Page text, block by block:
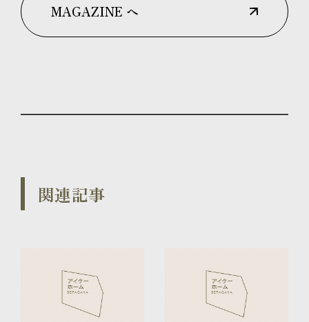
MAGAZINE へ
関連記事